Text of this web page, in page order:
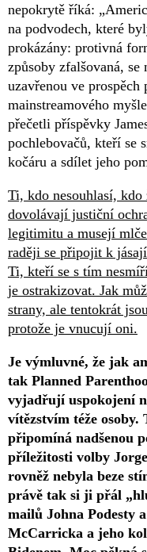
nepokrytě říká:
na podvodech, které
prokázány: protivná
způsoby zfalšovaná,
uzavřenou ve prospěch
mainstreamového
přečetli příspěvky
pochlebovačů, kteří se
kočáru a sdílet jeho
Ti, kdo nesouhlasí, kdo
dovolávají justiční
legitimitu a musejí
raději se připojit k
Ti, kteří se s tím
je ostrakizovat. Jak
strany, ale tentokrát
protože je vnucují oni.
Je výmluvné, že jak
tak Planned
vyjadřují uspokojení
vítězstvím téže osoby.
připomíná nadšenou
příležitosti volby
rovněž nebyla beze
právě tak si ji přál
mailů Johna Podesty
McCarricka a jeho